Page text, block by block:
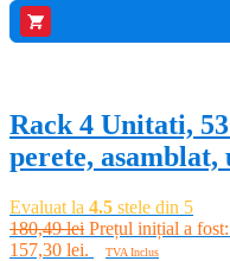
Rack 4 Unitati,
perete, asamblat,
Evaluat la 4.5 stele din 5
180,49lei Prețul inițial a
157,30 lei.
TVA Inclus